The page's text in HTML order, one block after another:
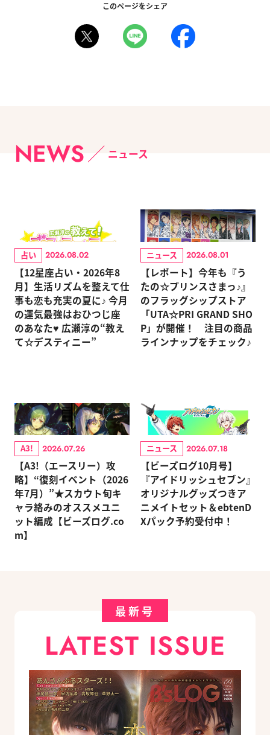
このページをシェア
NEWS ニュース
占い 2026.08.02
【12星座占い・2026年8
月】生活リズムを整えて仕
事も恋も充実の夏に♪ 今月
の運気最強はおひつじ座
のあなた♥ 広瀬淳の“教え
て☆デスティニー”
ニュース 2026.08.01
【レポート】今年も『う
たの☆プリンスさまっ♪』
のフラッグシップストア
「UTA☆PRI GRAND SHO
P」が開催！ 注目の商品
ラインナップをチェック♪
A3! 2026.07.26
【A3!（エースリー）攻
略】“復刻イベント（2026
年7月）”★スカウト旬キ
ャラ絡みのオススメユニ
ット編成【ビーズログ.co
m】
ニュース 2026.07.18
【ビーズログ10月号】
『アイドリッシュセブン』
オリジナルグッズつきア
ニメイトセット＆ebtenD
Xパック予約受付中！
最新号
LATEST ISSUE